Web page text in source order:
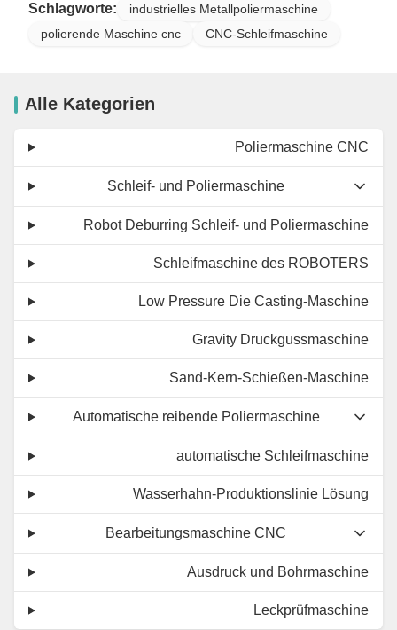
Schlagworte:
industrielles Metallpoliermaschine
polierende Maschine cnc
CNC-Schleifmaschine
Alle Kategorien
Poliermaschine CNC
Schleif- und Poliermaschine
Robot Deburring Schleif- und Poliermaschine
Schleifmaschine des ROBOTERS
Low Pressure Die Casting-Maschine
Gravity Druckgussmaschine
Sand-Kern-Schießen-Maschine
Automatische reibende Poliermaschine
automatische Schleifmaschine
Wasserhahn-Produktionslinie Lösung
Bearbeitungsmaschine CNC
Ausdruck und Bohrmaschine
Leckprüfmaschine